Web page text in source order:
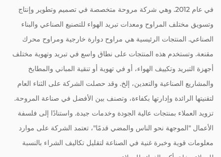
في عام 2012. وهي شركة مروحة متخصصة في تصميم وتطوير وإنتاج
وتسويق مختلف المراوح ومعدات تبريد الهواء للتصنيع الصناعي والبناء
الصناعي. المنتجات الرئيسية هي مراوح دوارة خارجية ومراوح محرك
مقنعة. وتستخدم هذه المنتجات على نطاق واسع في تبريد وتهوية مختلف
أجهزة التبريد وتكييف الهواء، أو في تهوية أو تنقية المباني والمطابخ
والمشاريع الصناعية والتعدين، إلخ. وقد حصلت الشركة على الثناء العام
لتقنيتها الرائدة وإدارتها بكفاءة، وتصنف بين الأفضل في صناعة المروحة.
تزويد العملاء بمنتجات عالية الجودة وخدمات جيدة. واستنادًا إلى فلسفة
الأعمال "الموجهة نحو الناس والمضي قدمًا"، تعتمد الشركة على موارد
معلومات قوية وخبرة غنية في الصناعة لتقليل تكاليف الشراء بالنسبة